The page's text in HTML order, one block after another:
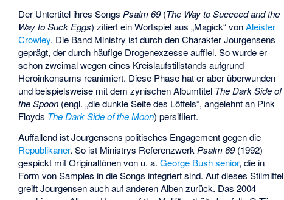
Der Untertitel ihres Songs Psalm 69(The Way to Succeed and the
Way to Suck Eggs) zitiert ein Wortspiel aus „Magick“ vonAleister
Crowley. Die Band Ministry ist durch den Charakter Jourgensens
geprägt, der durch häufige Drogenexzesse auffiel. So wurde er
schon zweimal wegen eines Kreislaufstillstands aufgrund
Heroinkonsums reanimiert. Diese Phase hat er aber überwunden
und beispielsweise mit dem zynischen Albumtitel The Dark Side of
the Spoon (engl. „die dunkle Seite des Löffels“, angelehnt an Pink
Floyds The Dark Side of the Moon) persifliert.
Auffallend ist Jourgensens politisches Engagement gegen die
Republikaner. So ist Ministrys ReferenzwerkPsalm 69(1992)
gespickt mit Originaltönen von u. a.George Bush senior, die in
Form von Samples in die Songs integriert sind. Auf dieses Stilmittel
greift Jourgensen auch auf anderen Alben zurück. Das 2004